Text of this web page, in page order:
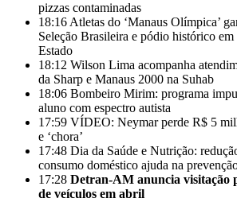
pizzas contaminadas
18:16 Atletas do ‘Manaus Olímpica’
Seleção Brasileira e pódio histórico
Estado
18:12 Wilson Lima acompanha
da Sharp e Manaus 2000 na Suhab
18:06 Bombeiro Mirim: programa
aluno com espectro autista
17:59 VÍDEO: Neymar perde R$ 5
e ‘chora’
17:48 Dia da Saúde e Nutrição:
consumo doméstico ajuda na
17:28 Detran-AM anuncia visitação
de veículos em abril